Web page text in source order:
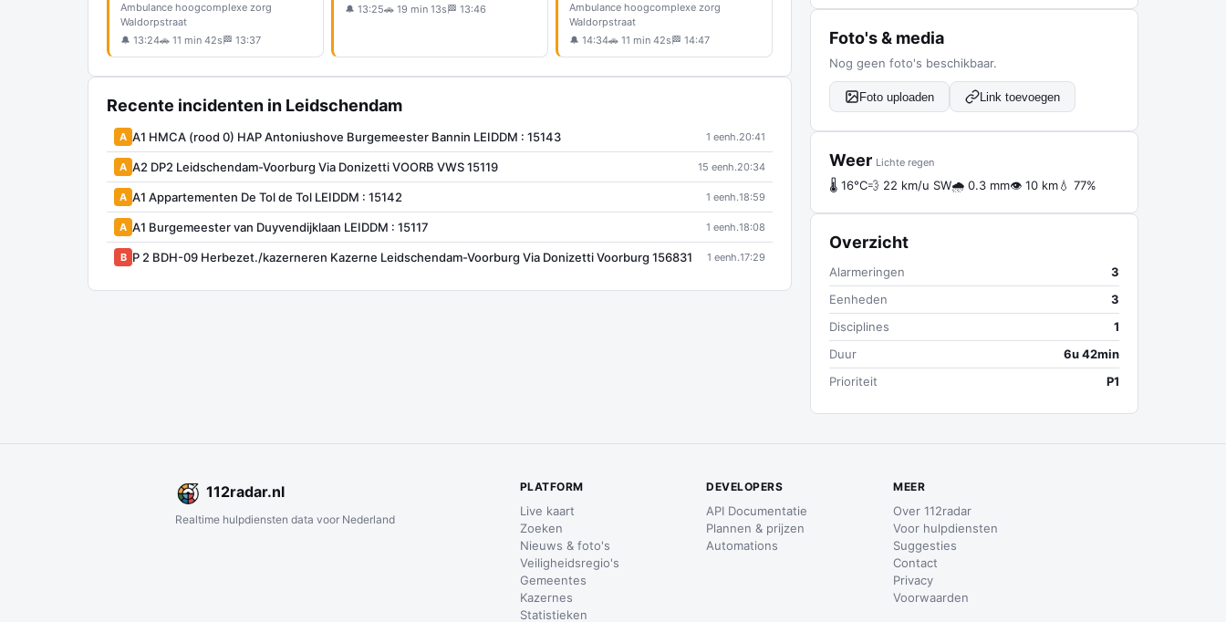
Ambulance hoogcomplexe zorg
Waldorpstraat
🔔 13:24🚗 11 min 42s 🏁 13:37
🔔 13:25🚗 19 min 13s 🏁 13:46
Ambulance hoogcomplexe zorg
Waldorpstraat
🔔 14:34🚗 11 min 42s 🏁 14:47
Recente incidenten in Leidschendam
A A1 HMCA (rood 0) HAP Antoniushove Burgemeester Bannin LEIDDM : 15143 1 eenh.20:41
A A2 DP2 Leidschendam-Voorburg Via Donizetti VOORB VWS 15119 15 eenh.20:34
A A1 Appartementen De Tol de Tol LEIDDM : 15142 1 eenh.18:59
A A1 Burgemeester van Duyvendijklaan LEIDDM : 15117 1 eenh.18:08
B P 2 BDH-09 Herbezet./kazerneren Kazerne Leidschendam-Voorburg Via Donizetti Voorburg 156831 1 eenh.17:29
Foto's & media
Nog geen foto's beschikbaar.
Foto uploaden Link toevoegen
Weer Lichte regen
🌡 16°C💨 22 km/u SW🌧 0.3 mm👁 10 km💧 77%
Overzicht
Alarmeringen
3
Eenheden
3
Disciplines
1
Duur
6u 42min
Prioriteit
P1
112radar.nl
Realtime hulpdiensten data voor Nederland
PLATFORM
Live kaart
Zoeken
Nieuws & foto's
Veiligheidsregio's
Gemeentes
Kazernes
Statistieken
DEVELOPERS
API Documentatie
Plannen & prijzen
Automations
MEER
Over 112radar
Voor hulpdiensten
Suggesties
Contact
Privacy
Voorwaarden